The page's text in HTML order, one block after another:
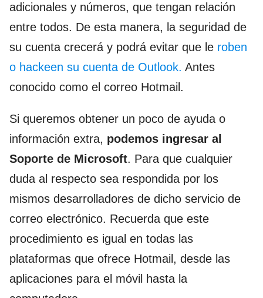
adicionales y números, que tengan relación
entre todos. De esta manera, la seguridad de
su cuenta crecerá y podrá evitar que le roben
o hackeen su cuenta de Outlook. Antes
conocido como el correo Hotmail.
Si queremos obtener un poco de ayuda o
información extra, podemos ingresar al
Soporte de Microsoft. Para que cualquier
duda al respecto sea respondida por los
mismos desarrolladores de dicho servicio de
correo electrónico. Recuerda que este
procedimiento es igual en todas las
plataformas que ofrece Hotmail, desde las
aplicaciones para el móvil hasta la